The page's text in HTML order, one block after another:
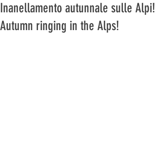
Inanellamento autunnale sulle Alpi!
Autumn ringing in the Alps!